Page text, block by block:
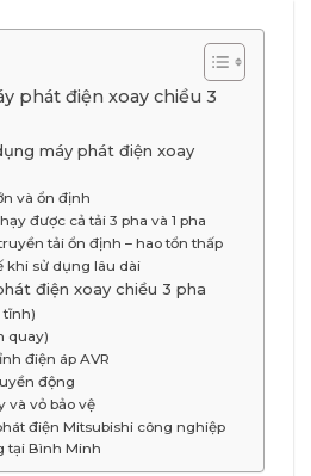
phát điện xoay chiều 3
máy phát điện xoay
và ổn định
được cả tải 3 pha và 1 pha
tải ổn định – hao tổn thấp
khi sử dụng lâu dài
điện xoay chiều 3 pha
tĩnh)
quay)
điện áp AVR
động
và vỏ bảo vệ
điện Mitsubishi công nghiệp
tại Bình Minh